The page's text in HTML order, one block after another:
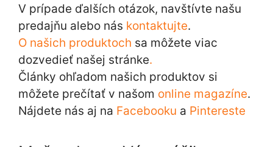
V prípade ďalších otázok, navštívte našu
predajňu alebo nás kontaktujte.
O našich produktoch sa môžete viac
dozvedieť našej stránke.
Články ohľadom našich produktov si
môžete prečítať v našom online magazíne.
Nájdete nás aj na Facebooku a Pintereste